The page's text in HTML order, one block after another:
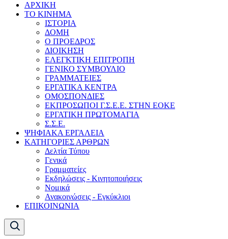
ΑΡΧΙΚΗ
ΤΟ ΚΙΝΗΜΑ
ΙΣΤΟΡΙΑ
ΔΟΜΗ
Ο ΠΡΟΕΔΡΟΣ
ΔΙΟΙΚΗΣΗ
ΕΛΕΓΚΤΙΚΗ ΕΠΙΤΡΟΠΗ
ΓΕΝΙΚΟ ΣΥΜΒΟΥΛΙΟ
ΓΡΑΜΜΑΤΕΙΕΣ
ΕΡΓΑΤΙΚΑ ΚΕΝΤΡΑ
ΟΜΟΣΠΟΝΔΙΕΣ
ΕΚΠΡΟΣΩΠΟΙ Γ.Σ.Ε.Ε. ΣΤΗΝ ΕΟΚΕ
ΕΡΓΑΤΙΚΗ ΠΡΩΤΟΜΑΓΙΑ
Σ.Σ.Ε.
ΨΗΦΙΑΚΑ ΕΡΓΑΛΕΙΑ
ΚΑΤΗΓΟΡΙΕΣ ΑΡΘΡΩΝ
Δελτία Τύπου
Γενικά
Γραμματείες
Εκδηλώσεις - Κινητοποιήσεις
Νομικά
Ανακοινώσεις - Εγκύκλιοι
ΕΠΙΚΟΙΝΩΝΙΑ